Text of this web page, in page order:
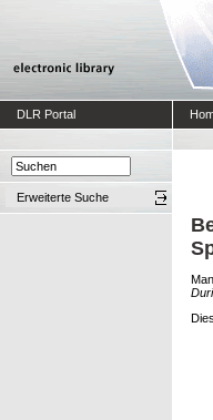
DLR Portal
Erweiterte Suche